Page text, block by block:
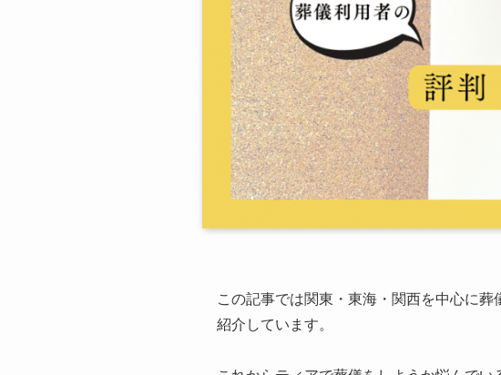
この記事では関東・東海・関西を中心に
紹介しています。